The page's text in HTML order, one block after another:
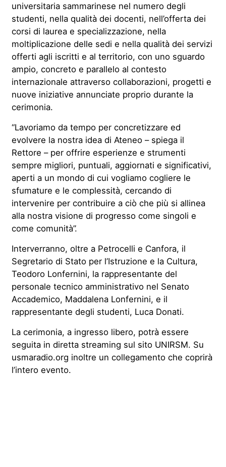
universitaria sammarinese nel numero degli
studenti, nella qualità dei docenti, nell’offerta dei
corsi di laurea e specializzazione, nella
moltiplicazione delle sedi e nella qualità dei servizi
offerti agli iscritti e al territorio, con uno sguardo
ampio, concreto e parallelo al contesto
internazionale attraverso collaborazioni, progetti e
nuove iniziative annunciate proprio durante la
cerimonia.
“Lavoriamo da tempo per concretizzare ed
evolvere la nostra idea di Ateneo – spiega il
Rettore – per offrire esperienze e strumenti
sempre migliori, puntuali, aggiornati e significativi,
aperti a un mondo di cui vogliamo cogliere le
sfumature e le complessità, cercando di
intervenire per contribuire a ciò che più si allinea
alla nostra visione di progresso come singoli e
come comunità”.
Interverranno, oltre a Petrocelli e Canfora, il
Segretario di Stato per l’Istruzione e la Cultura,
Teodoro Lonfernini, la rappresentante del
personale tecnico amministrativo nel Senato
Accademico, Maddalena Lonfernini, e il
rappresentante degli studenti, Luca Donati.
La cerimonia, a ingresso libero, potrà essere
seguita in diretta streaming sul sito UNIRSM. Su
usmaradio.org inoltre un collegamento che coprirà
l’intero evento.